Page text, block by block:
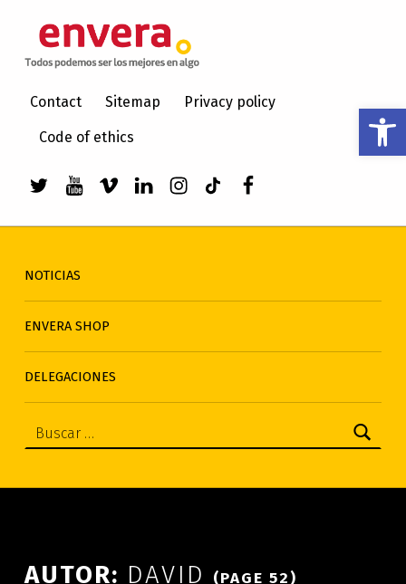
Abrir barra de herramientas
ATENCIÓN A PERSONAS CON DISCAPACIDAD INTELECTUAL
Contact Sitemap Privacy policy
Code of ethics
NOTICIAS
ENVERA SHOP
DELEGACIONES
AUTOR: DAVID (PAGE 52)